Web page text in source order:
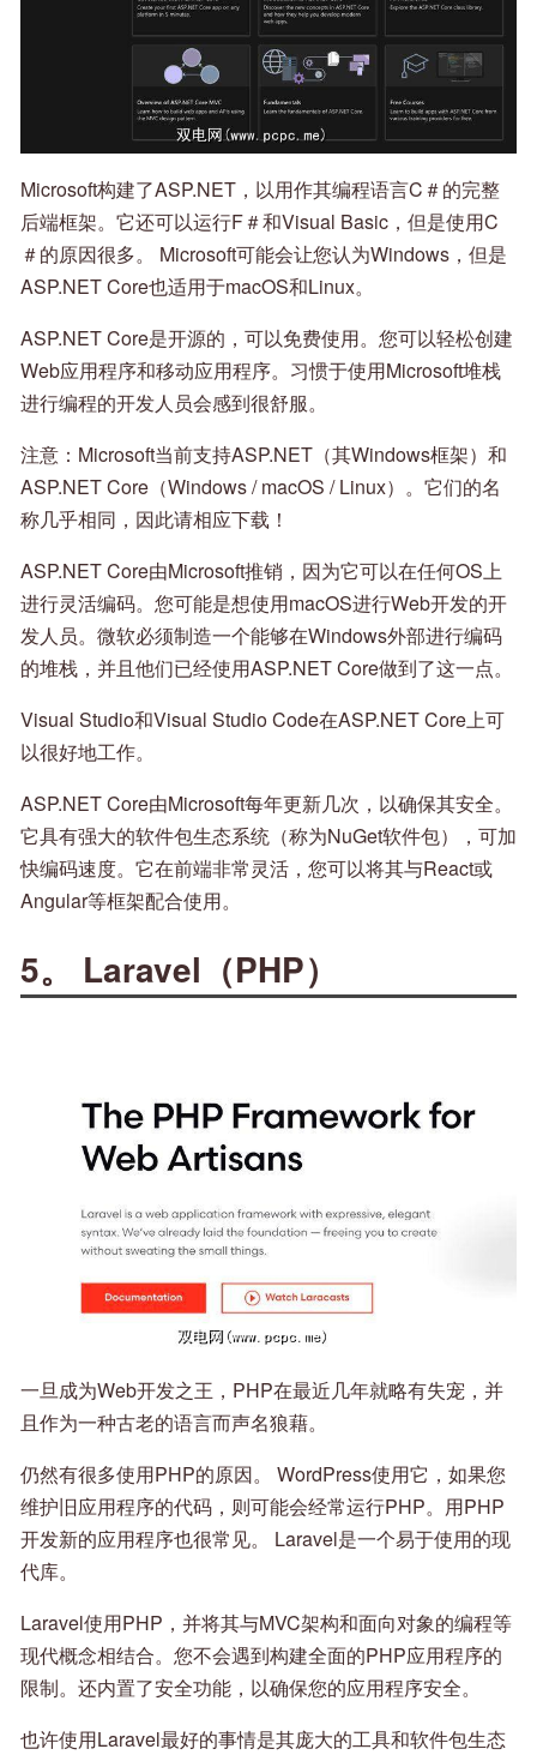
Microsoft构建了ASP.NET，以用作其编程语言C＃的完整
后端框架。它还可以运行F＃和Visual Basic，但是使用C
＃的原因很多。 Microsoft可能会让您认为Windows，但是
ASP.NET Core也适用于macOS和Linux。
ASP.NET Core是开源的，可以免费使用。您可以轻松创建
Web应用程序和移动应用程序。习惯于使用Microsoft堆栈
进行编程的开发人员会感到很舒服。
注意：Microsoft当前支持ASP.NET（其Windows框架）和
ASP.NET Core（Windows / macOS / Linux）。它们的名
称几乎相同，因此请相应下载！
ASP.NET Core由Microsoft推销，因为它可以在任何OS上
进行灵活编码。您可能是想使用macOS进行Web开发的开
发人员。微软必须制造一个能够在Windows外部进行编码
的堆栈，并且他们已经使用ASP.NET Core做到了这一点。
Visual Studio和Visual Studio Code在ASP.NET Core上可
以很好地工作。
ASP.NET Core由Microsoft每年更新几次，以确保其安全。
它具有强大的软件包生态系统（称为NuGet软件包），可加
快编码速度。它在前端非常灵活，您可以将其与React或
Angular等框架配合使用。
5。 Laravel（PHP）
一旦成为Web开发之王，PHP在最近几年就略有失宠，并
且作为一种古老的语言而声名狼藉。
仍然有很多使用PHP的原因。 WordPress使用它，如果您
维护旧应用程序的代码，则可能会经常运行PHP。用PHP
开发新的应用程序也很常见。 Laravel是一个易于使用的现
代库。
Laravel使用PHP，并将其与MVC架构和面向对象的编程等
现代概念相结合。您不会遇到构建全面的PHP应用程序的
限制。还内置了安全功能，以确保您的应用程序安全。
也许使用Laravel最好的事情是其庞大的工具和软件包生态